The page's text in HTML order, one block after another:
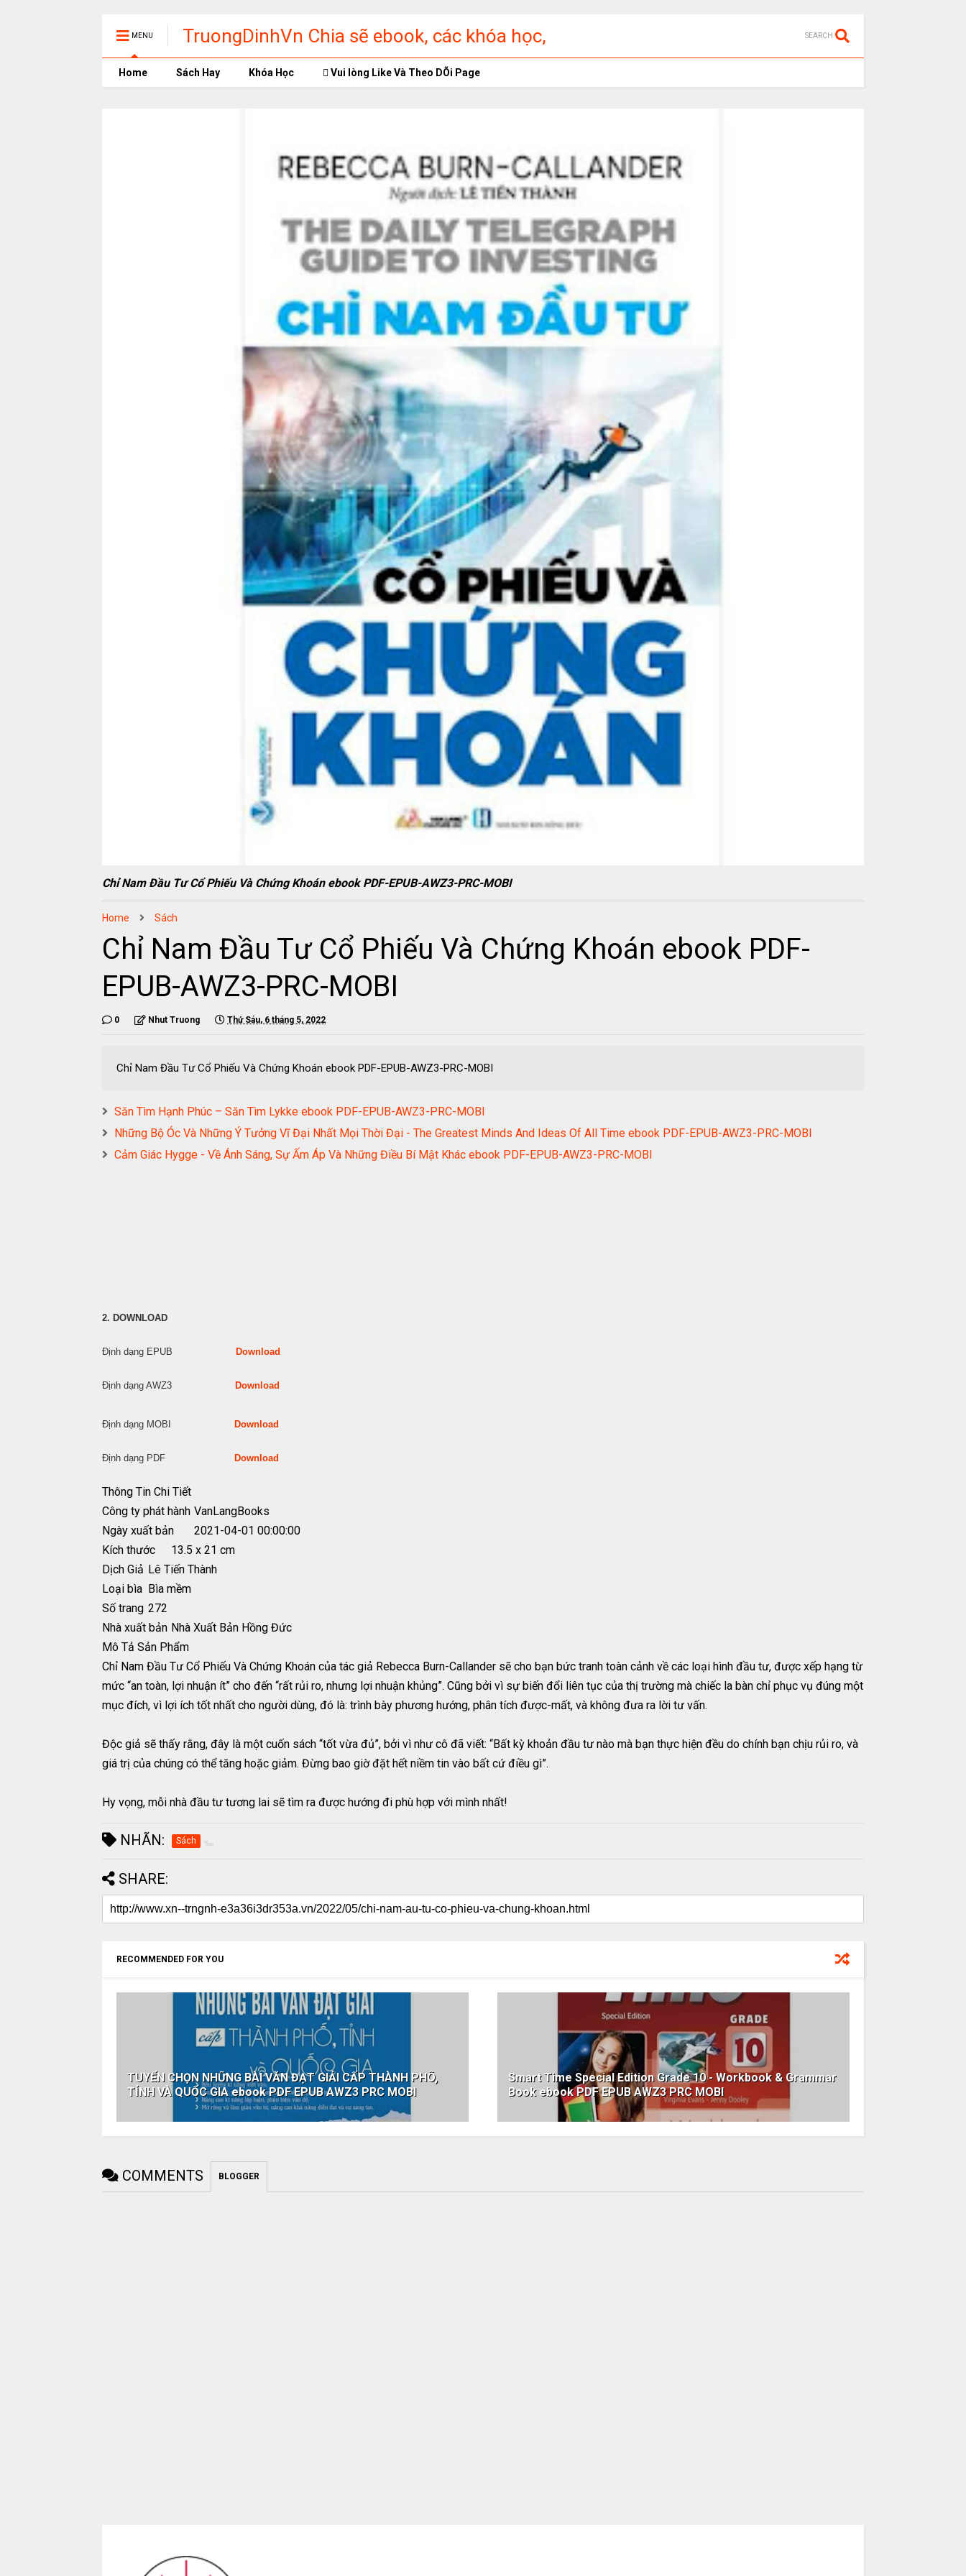
MENU
TruongDinhVn Chia sẽ ebook, các khóa học,
phần mềm học tập miễn phí
SEARCH
Home Sách Hay Khóa Học Vui lòng Like Và Theo DÕi Page
Chỉ Nam Đầu Tư Cổ Phiếu Và Chứng Khoán ebook PDF-EPUB-AWZ3-PRC-MOBI
Home Sách
Chỉ Nam Đầu Tư Cổ Phiếu Và Chứng Khoán ebook PDF-
EPUB-AWZ3-PRC-MOBI
0 Nhut Truong Thứ Sáu, 6 tháng 5, 2022
Chỉ Nam Đầu Tư Cổ Phiếu Và Chứng Khoán ebook PDF-EPUB-AWZ3-PRC-MOBI
Săn Tìm Hạnh Phúc – Săn Tìm Lykke ebook PDF-EPUB-AWZ3-PRC-MOBI
Những Bộ Óc Và Những Ý Tưởng Vĩ Đại Nhất Mọi Thời Đại - The Greatest Minds And Ideas Of All Time ebook PDF-EPUB-AWZ3-PRC-MOBI
Cảm Giác Hygge - Về Ánh Sáng, Sự Ấm Áp Và Những Điều Bí Mật Khác ebook PDF-EPUB-AWZ3-PRC-MOBI
2. DOWNLOAD
Định dạng EPUB Download
Định dạng AWZ3 Download
Định dạng MOBI Download
Định dạng PDF Download
Thông Tin Chi Tiết
Công ty phát hành VanLangBooks
Ngày xuất bản
2021-04-01 00:00:00
Kích thước
13.5 x 21 cm
Dịch Giả Lê Tiến Thành
Loại bìa Bìa mềm
Số trang 272
Nhà xuất bản Nhà Xuất Bản Hồng Đức
Mô Tả Sản Phẩm
Chỉ Nam Đầu Tư Cổ Phiếu Và Chứng Khoán của tác giả Rebecca Burn-Callander sẽ cho bạn bức tranh toàn cảnh về các loại hình đầu tư, được xếp hạng từ
mức “an toàn, lợi nhuận ít” cho đến “rất rủi ro, nhưng lợi nhuận khủng”. Cũng bởi vì sự biến đổi liên tục của thị trường mà chiếc la bàn chỉ phục vụ đúng một
mục đích, vì lợi ích tốt nhất cho người dùng, đó là: trình bày phương hướng, phân tích được-mất, và không đưa ra lời tư vấn.
Độc giả sẽ thấy rằng, đây là một cuốn sách “tốt vừa đủ”, bởi vì như cô đã viết: “Bất kỳ khoản đầu tư nào mà bạn thực hiện đều do chính bạn chịu rủi ro, và
giá trị của chúng có thể tăng hoặc giảm. Đừng bao giờ đặt hết niềm tin vào bất cứ điều gì”.
Hy vọng, mỗi nhà đầu tư tương lai sẽ tìm ra được hướng đi phù hợp với mình nhất!
NHÃN: Sách
SHARE:
RECOMMENDED FOR YOU
TUYỂN CHỌN NHỮNG BÀI VĂN ĐẠT GIẢI CẤP THÀNH PHÔ,
TỈNH VÀ QUỐC GIA ebook PDF EPUB AWZ3 PRC MOBI
Smart Time Special Edition Grade 10 - Workbook & Grammar
Book ebook PDF EPUB AWZ3 PRC MOBI
COMMENTS BLOGGER